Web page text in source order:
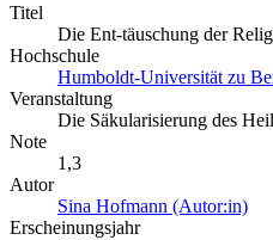
Titel
Die Ent-täuschung der
Hochschule
Humboldt-Universität zu
Veranstaltung
Die Säkularisierung des
Note
1,3
Autor
Sina Hofmann (Autor:in)
Erscheinungsjahr